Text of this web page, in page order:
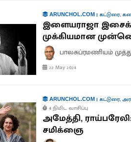
ARUNCHOL.COM| கட்டுரை,
இளையராஜா இசைக்
முக்கியமான
பாலசுப்ரமணியம்
22 May 2024
ARUNCHOL.COM| கட்டுரை,
4 நிமிட வாசிப்பு
அமேத்தி,
சமிக்ஞை